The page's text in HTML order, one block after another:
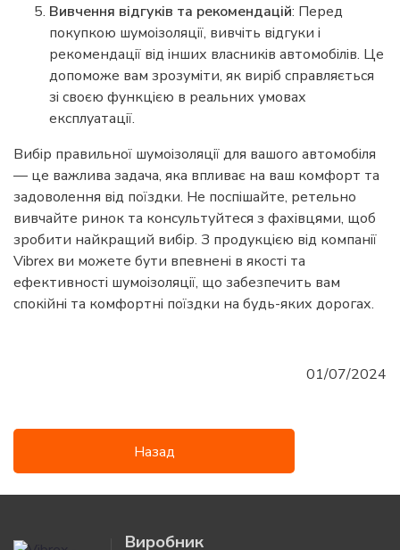
Вивчення відгуків та рекомендацій: Перед
покупкою шумоізоляції, вивчіть відгуки і
рекомендації від інших власників автомобілів. Це
допоможе вам зрозуміти, як виріб справляється
зі своєю функцією в реальних умовах
експлуатації.
Вибір правильної шумоізоляції для вашого автомобіля
— це важлива задача, яка впливає на ваш комфорт та
задоволення від поїздки. Не поспішайте, ретельно
вивчайте ринок та консультуйтеся з фахівцями, щоб
зробити найкращий вибір. З продукцією від компанії
Vibrex ви можете бути впевнені в якості та
ефективності шумоізоляції, що забезпечить вам
спокійні та комфортні поїздки на будь-яких дорогах.
01/07/2024
Назад
Виробник